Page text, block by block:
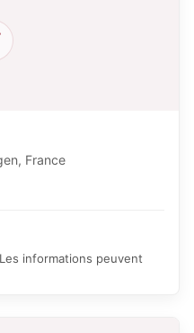
France
informations peuvent